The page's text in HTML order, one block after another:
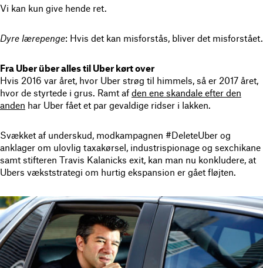
Vi kan kun give hende ret.
Dyre lærepenge: Hvis det kan misforstås, bliver det misforstået.
Fra Uber über alles til Uber kørt over
Hvis 2016 var året, hvor Uber strøg til himmels, så er 2017 året,
hvor de styrtede i grus. Ramt af den ene skandale efter den
anden har Uber fået et par gevaldige ridser i lakken.
Svækket af underskud, modkampagnen #DeleteUber og
anklager om ulovlig taxakørsel, industrispionage og sexchikane
samt stifteren Travis Kalanicks exit, kan man nu konkludere, at
Ubers vækststrategi om hurtig ekspansion er gået fløjten.